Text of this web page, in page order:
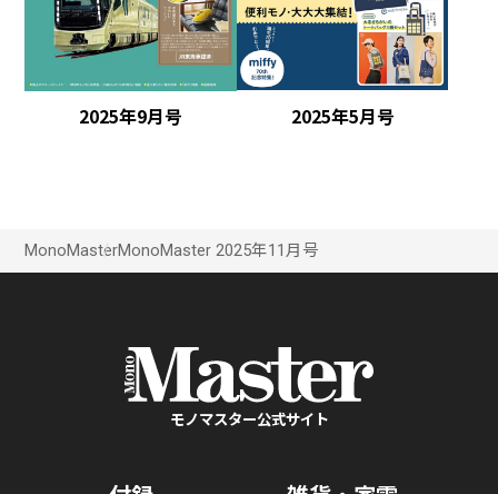
2025年9月号 2025年5月号
MonoMasterMonoMaster 2025年11月号
モノマスター公式サイト